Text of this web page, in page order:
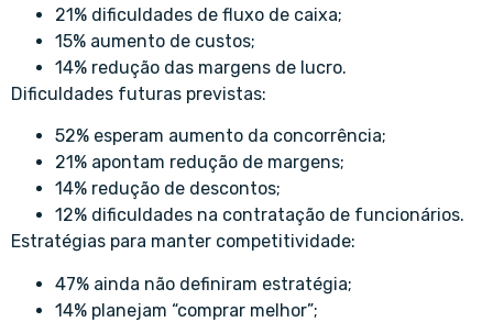
21% dificuldades de fluxo de caixa;
15% aumento de custos;
14% redução das margens de lucro.
Dificuldades futuras previstas:
52% esperam aumento da concorrência;
21% apontam redução de margens;
14% redução de descontos;
12% dificuldades na contratação de funcionários.
Estratégias para manter competitividade:
47% ainda não definiram estratégia;
14% planejam “comprar melhor”;